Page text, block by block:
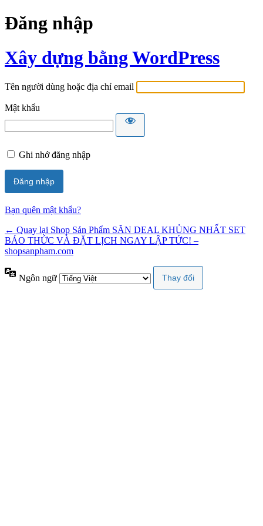
Đăng nhập
Xây dựng bằng WordPress
Tên người dùng hoặc địa chỉ email
Mật khẩu
Ghi nhớ đăng nhập
Bạn quên mật khẩu?
← Quay lại Shop Sản Phẩm SĂN DEAL KHỦNG NHẤT SET
BÁO THỨC VÀ ĐẶT LỊCH NGAY LẬP TỨC! –
shopsanpham.com
Ngôn ngữ